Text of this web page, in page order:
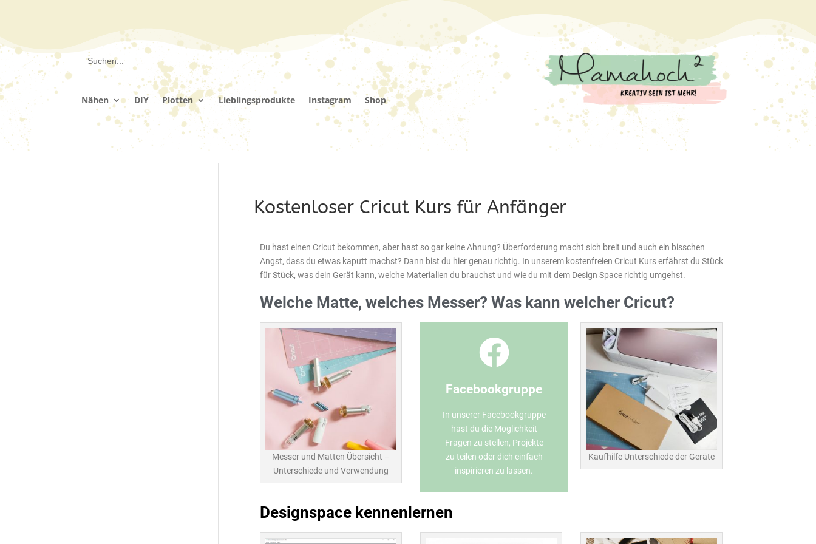
Nähen DIY Plotten Lieblingsprodukte Instagram Shop
Kostenloser Cricut Kurs für Anfänger
Du hast einen Cricut bekommen, aber hast so gar keine Ahnung? Überforderung macht sich breit und auch ein bisschen
Angst, dass du etwas kaputt machst? Dann bist du hier genau richtig. In unserem kostenfreien Cricut Kurs erfährst du Stück
für Stück, was dein Gerät kann, welche Materialien du brauchst und wie du mit dem Design Space richtig umgehst.
Welche Matte, welches Messer? Was kann welcher Cricut?
Messer und Matten Übersicht –
Unterschiede und Verwendung
Facebookgruppe
In unserer Facebookgruppe
hast du die Möglichkeit
Fragen zu stellen, Projekte
zu teilen oder dich einfach
inspirieren zu lassen.
Werde Teil der
Community
Kaufhilfe Unterschiede der Geräte
Designspace kennenlernen